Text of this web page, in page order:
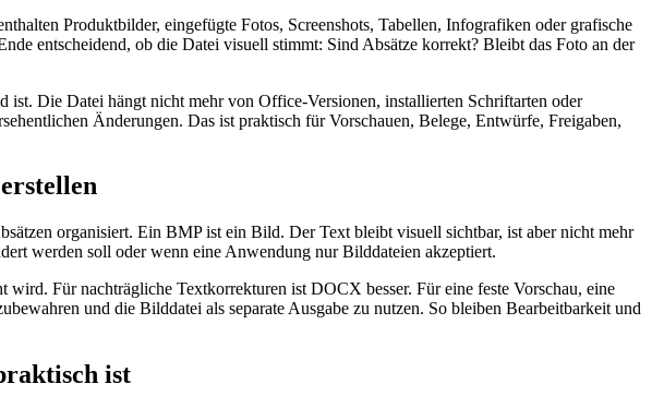
Produktbilder, eingefügte Fotos, Screenshots, Tabellen, Infografiken oder grafische
entscheidend, ob die Datei visuell stimmt: Sind Absätze korrekt? Bleibt das Foto an der
ist. Die Datei hängt nicht mehr von Office-Versionen, installierten Schriftarten oder
Änderungen. Das ist praktisch für Vorschauen, Belege, Entwürfe, Freigaben,
organisiert. Ein BMP ist ein Bild. Der Text bleibt visuell sichtbar, ist aber nicht mehr
werden soll oder wenn eine Anwendung nur Bilddateien akzeptiert.
Für nachträgliche Textkorrekturen ist DOCX besser. Für eine feste Vorschau, eine
und die Bilddatei als separate Ausgabe zu nutzen. So bleiben Bearbeitbarkeit und
ist